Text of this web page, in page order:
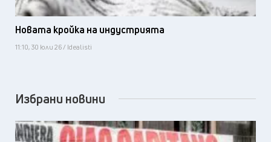
Новата кройка на индустрията
11:10, 30 юли 26 / Idealisti
Избрани новини